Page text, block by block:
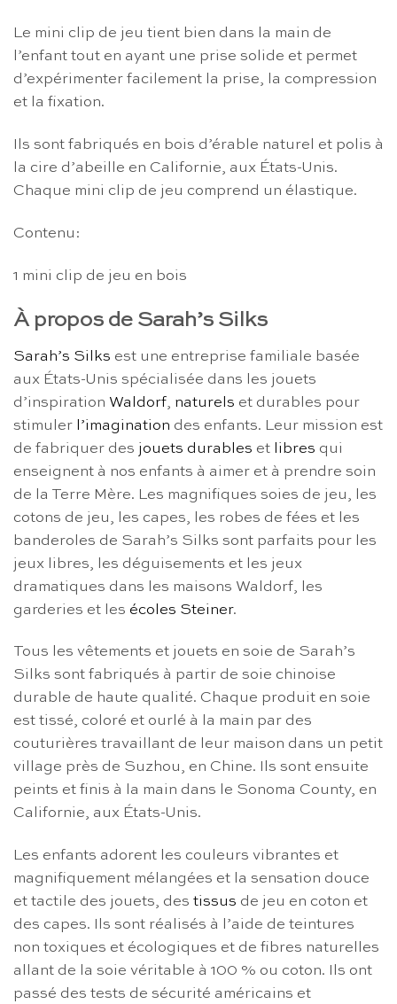
Le mini clip de jeu tient bien dans la main de
l’enfant tout en ayant une prise solide et permet
d’expérimenter facilement la prise, la compression
et la fixation.
Ils sont fabriqués en bois d’érable naturel et polis à
la cire d’abeille en Californie, aux États-Unis.
Chaque mini clip de jeu comprend un élastique.
Contenu:
1 mini clip de jeu en bois
À propos de Sarah’s Silks
Sarah’s Silks est une entreprise familiale basée
aux États-Unis spécialisée dans les jouets
d’inspiration Waldorf, naturels et durables pour
stimuler l’imagination des enfants. Leur mission est
de fabriquer des jouets durables et libres qui
enseignent à nos enfants à aimer et à prendre soin
de la Terre Mère. Les magnifiques soies de jeu, les
cotons de jeu, les capes, les robes de fées et les
banderoles de Sarah’s Silks sont parfaits pour les
jeux libres, les déguisements et les jeux
dramatiques dans les maisons Waldorf, les
garderies et les écoles Steiner.
Tous les vêtements et jouets en soie de Sarah’s
Silks sont fabriqués à partir de soie chinoise
durable de haute qualité. Chaque produit en soie
est tissé, coloré et ourlé à la main par des
couturières travaillant de leur maison dans un petit
village près de Suzhou, en Chine. Ils sont ensuite
peints et finis à la main dans le Sonoma County, en
Californie, aux États-Unis.
Les enfants adorent les couleurs vibrantes et
magnifiquement mélangées et la sensation douce
et tactile des jouets, des tissus de jeu en coton et
des capes. Ils sont réalisés à l’aide de teintures
non toxiques et écologiques et de fibres naturelles
allant de la soie véritable à 100 % ou coton. Ils ont
passé des tests de sécurité américains et